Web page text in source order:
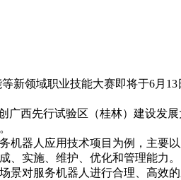
领域职业技能大赛即将于6月
西先行试验区（桂林）建设发
器人应用技术项目为例，主要
实施、维护、优化和管理能力
对服务机器人进行合理、高效